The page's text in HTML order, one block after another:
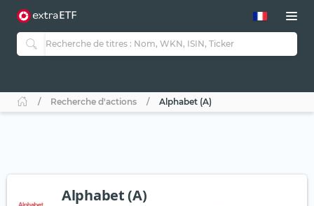
Recherche d'actions Alphabet (A)
Alphabet (A)